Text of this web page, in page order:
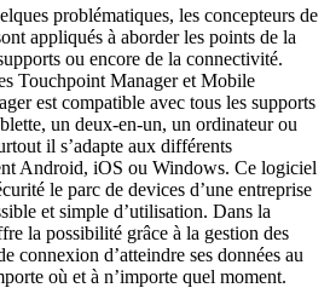
problématiques, les concepteurs de
appliqués à aborder les points de la
ou encore de la connectivité.
Touchpoint Manager et Mobile
est compatible avec tous les supports
un deux-en-un, un ordinateur ou
il s’adapte aux différents
Android, iOS ou Windows. Ce logiciel
le parc de devices d’une entreprise
et simple d’utilisation. Dans la
la possibilité grâce à la gestion des
connexion d’atteindre ses données au
où et à n’importe quel moment.